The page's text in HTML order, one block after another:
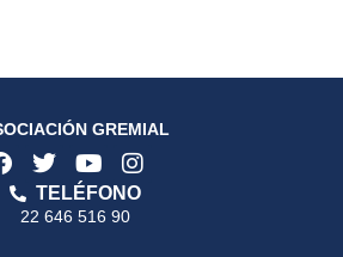
GREMIAL
TELÉFONO
22 646 516 90